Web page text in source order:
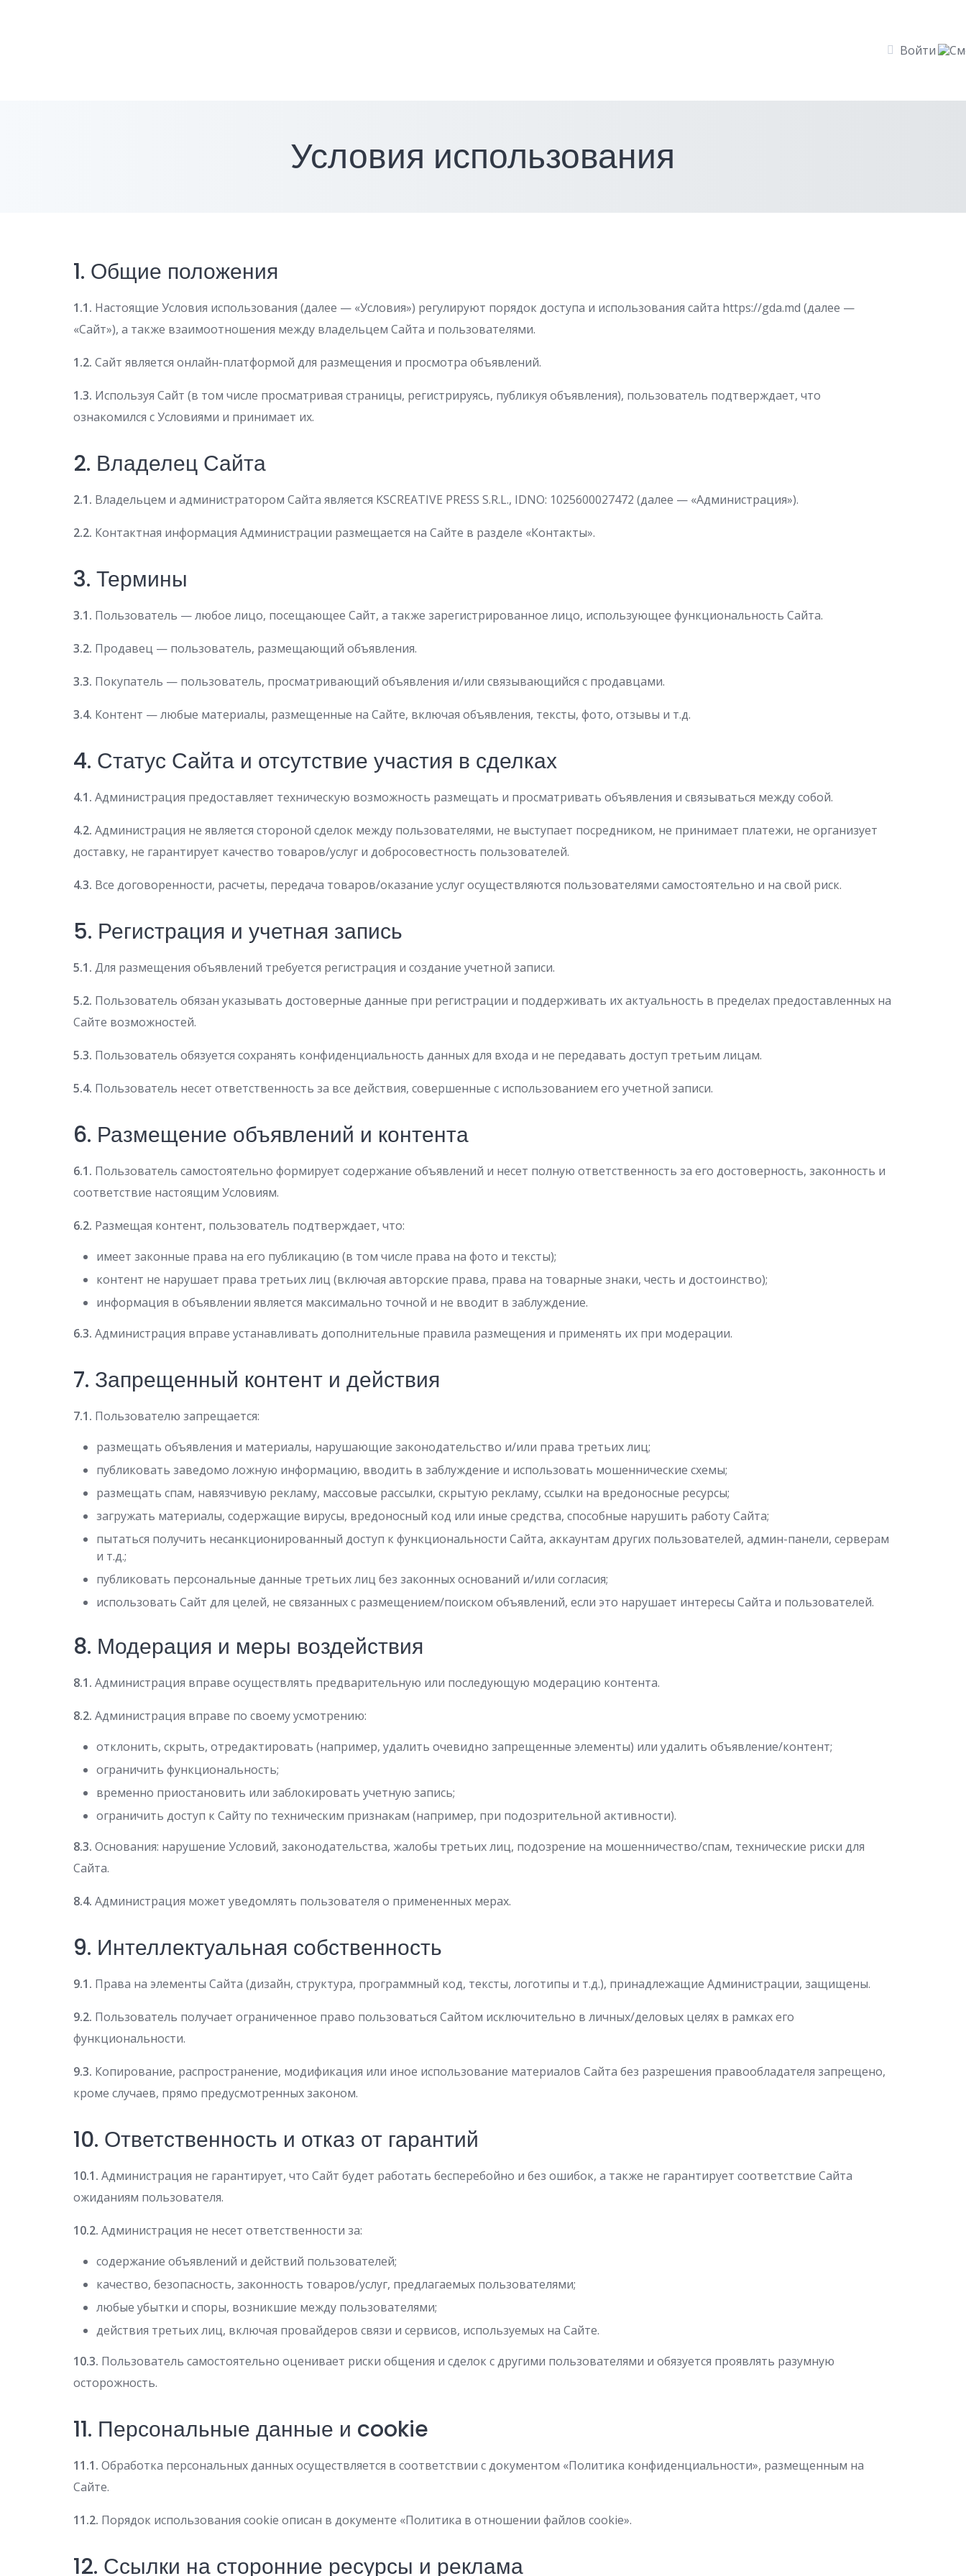
Войти
Условия использования
1. Общие положения
1.1. Настоящие Условия использования (далее — «Условия») регулируют порядок доступа и использования сайта https://gda.md (далее —
«Сайт»), а также взаимоотношения между владельцем Сайта и пользователями.
1.2. Сайт является онлайн-платформой для размещения и просмотра объявлений.
1.3. Используя Сайт (в том числе просматривая страницы, регистрируясь, публикуя объявления), пользователь подтверждает, что
ознакомился с Условиями и принимает их.
2. Владелец Сайта
2.1. Владельцем и администратором Сайта является KSCREATIVE PRESS S.R.L., IDNO: 1025600027472 (далее — «Администрация»).
2.2. Контактная информация Администрации размещается на Сайте в разделе «Контакты».
3. Термины
3.1. Пользователь — любое лицо, посещающее Сайт, а также зарегистрированное лицо, использующее функциональность Сайта.
3.2. Продавец — пользователь, размещающий объявления.
3.3. Покупатель — пользователь, просматривающий объявления и/или связывающийся с продавцами.
3.4. Контент — любые материалы, размещенные на Сайте, включая объявления, тексты, фото, отзывы и т.д.
4. Статус Сайта и отсутствие участия в сделках
4.1. Администрация предоставляет техническую возможность размещать и просматривать объявления и связываться между собой.
4.2. Администрация не является стороной сделок между пользователями, не выступает посредником, не принимает платежи, не организует
доставку, не гарантирует качество товаров/услуг и добросовестность пользователей.
4.3. Все договоренности, расчеты, передача товаров/оказание услуг осуществляются пользователями самостоятельно и на свой риск.
5. Регистрация и учетная запись
5.1. Для размещения объявлений требуется регистрация и создание учетной записи.
5.2. Пользователь обязан указывать достоверные данные при регистрации и поддерживать их актуальность в пределах предоставленных на
Сайте возможностей.
5.3. Пользователь обязуется сохранять конфиденциальность данных для входа и не передавать доступ третьим лицам.
5.4. Пользователь несет ответственность за все действия, совершенные с использованием его учетной записи.
6. Размещение объявлений и контента
6.1. Пользователь самостоятельно формирует содержание объявлений и несет полную ответственность за его достоверность, законность и
соответствие настоящим Условиям.
6.2. Размещая контент, пользователь подтверждает, что:
имеет законные права на его публикацию (в том числе права на фото и тексты);
контент не нарушает права третьих лиц (включая авторские права, права на товарные знаки, честь и достоинство);
информация в объявлении является максимально точной и не вводит в заблуждение.
6.3. Администрация вправе устанавливать дополнительные правила размещения и применять их при модерации.
7. Запрещенный контент и действия
7.1. Пользователю запрещается:
размещать объявления и материалы, нарушающие законодательство и/или права третьих лиц;
публиковать заведомо ложную информацию, вводить в заблуждение и использовать мошеннические схемы;
размещать спам, навязчивую рекламу, массовые рассылки, скрытую рекламу, ссылки на вредоносные ресурсы;
загружать материалы, содержащие вирусы, вредоносный код или иные средства, способные нарушить работу Сайта;
пытаться получить несанкционированный доступ к функциональности Сайта, аккаунтам других пользователей, админ-панели, серверам
и т.д.;
публиковать персональные данные третьих лиц без законных оснований и/или согласия;
использовать Сайт для целей, не связанных с размещением/поиском объявлений, если это нарушает интересы Сайта и пользователей.
8. Модерация и меры воздействия
8.1. Администрация вправе осуществлять предварительную или последующую модерацию контента.
8.2. Администрация вправе по своему усмотрению:
отклонить, скрыть, отредактировать (например, удалить очевидно запрещенные элементы) или удалить объявление/контент;
ограничить функциональность;
временно приостановить или заблокировать учетную запись;
ограничить доступ к Сайту по техническим признакам (например, при подозрительной активности).
8.3. Основания: нарушение Условий, законодательства, жалобы третьих лиц, подозрение на мошенничество/спам, технические риски для
Сайта.
8.4. Администрация может уведомлять пользователя о примененных мерах.
9. Интеллектуальная собственность
9.1. Права на элементы Сайта (дизайн, структура, программный код, тексты, логотипы и т.д.), принадлежащие Администрации, защищены.
9.2. Пользователь получает ограниченное право пользоваться Сайтом исключительно в личных/деловых целях в рамках его
функциональности.
9.3. Копирование, распространение, модификация или иное использование материалов Сайта без разрешения правообладателя запрещено,
кроме случаев, прямо предусмотренных законом.
10. Ответственность и отказ от гарантий
10.1. Администрация не гарантирует, что Сайт будет работать бесперебойно и без ошибок, а также не гарантирует соответствие Сайта
ожиданиям пользователя.
10.2. Администрация не несет ответственности за:
содержание объявлений и действий пользователей;
качество, безопасность, законность товаров/услуг, предлагаемых пользователями;
любые убытки и споры, возникшие между пользователями;
действия третьих лиц, включая провайдеров связи и сервисов, используемых на Сайте.
10.3. Пользователь самостоятельно оценивает риски общения и сделок с другими пользователями и обязуется проявлять разумную
осторожность.
11. Персональные данные и cookie
11.1. Обработка персональных данных осуществляется в соответствии с документом «Политика конфиденциальности», размещенным на
Сайте.
11.2. Порядок использования cookie описан в документе «Политика в отношении файлов cookie».
12. Ссылки на сторонние ресурсы и реклама